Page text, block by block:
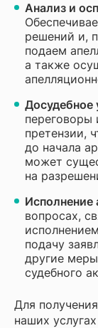
Анализ и
решений и,
подаем
а также
Досудебное
переговоры
претензии,
до начала
может
на
вопросах,
подачу
другие
судебного
Для
наших